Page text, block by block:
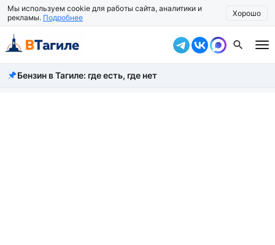
Мы используем cookie для работы сайта, аналитики и
рекламы. Подробнее Хорошо
Все новости
Бензин в Тагиле: где есть, где нет